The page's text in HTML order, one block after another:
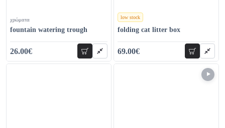
χρώματα
fountain watering trough
26.00€ add to cart
low stock
χρώματα
folding cat litter box
69.00€ add to